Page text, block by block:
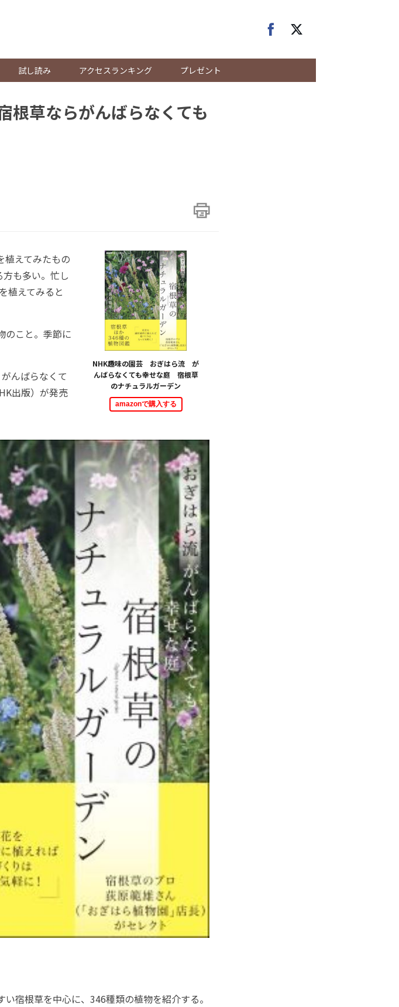
試し読み アクセスランキング プレゼント
根草ならがんばらなくても
NHK趣味の園芸 おぎはら流 が
んばらなくても幸せな庭 宿根草
のナチュラルガーデン
amazonで購入する
植えてみたもの
も多い。忙し
植えてみると
のこと。季節に
んばらなくて
出版）が発売
宿根草を中心に、346種類の植物を紹介する。